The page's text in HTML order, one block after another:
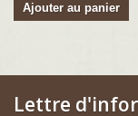
Ajouter au panier
Lettre